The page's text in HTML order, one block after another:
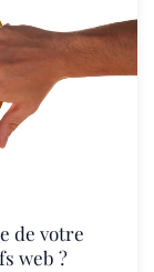
de votre
web ?